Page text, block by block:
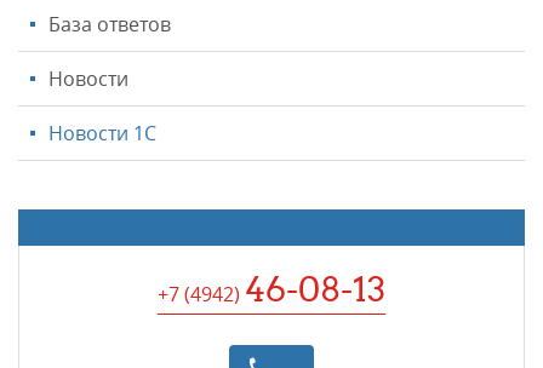
База ответов
Новости
Новости 1С
+7 (4942) 46-08-13